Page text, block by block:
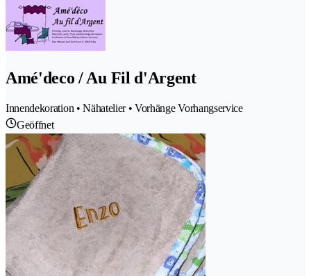
Amé'deco / Au Fil d'Argent
Innendekoration • Nähatelier • Vorhänge Vorhangservice
Geöffnet